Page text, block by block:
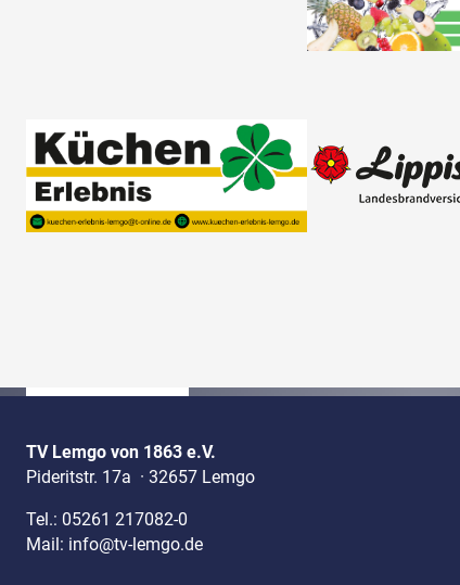
TV Lemgo von 1863 e.V.
Pideritstr. 17a · 32657 Lemgo
Tel.: 05261 217082-0
Mail: info@tv-lemgo.de